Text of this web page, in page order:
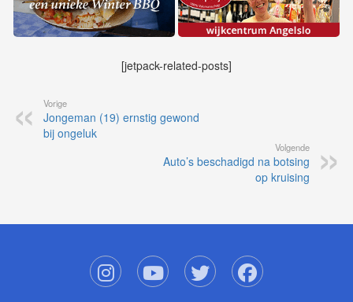
[jetpack-related-posts]
Vorige
Jongeman (19) ernstig gewond
bij ongeluk
Volgende
Auto’s beschadigd na botsing
op kruising